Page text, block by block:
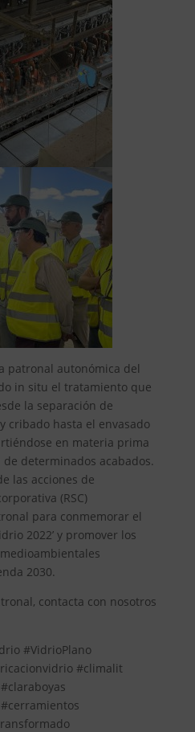
patronal autonómica del
in situ el tratamiento que
la separación de
cribado hasta el envasado
en materia prima
determinados acabados.
las acciones de
(RSC)
para conmemorar el
2022’ y promover los
2030.
contacta con nosotros
#VidrioPlano
#climalit